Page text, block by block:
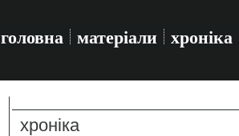
головна матеріали хроніка
хроніка